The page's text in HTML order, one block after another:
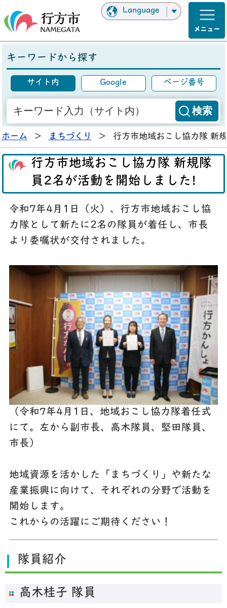
Language
キーワードから探す
サイト内 Google ページ番号
ホーム > まちづくり > 行方市地域おこし協力隊 新
行方市地域おこし協力隊 新規隊
員2名が活動を開始しました!
令和7年4月1日（火）、行方市地域おこし協
力隊として 新たに2名 の隊員が着任し、市長
より委嘱状が交付されました。
（令和7年4月1日、地域おこし協力隊着任式
にて。左から副市長、高木隊員、堅田隊員、
市長）
地域資源を活かした「まちづくり」や新たな
産業振興に向けて、それぞれの分野で活動を
開始します。
これからの活躍にご期待ください！
隊員紹介
高木桂子 隊員